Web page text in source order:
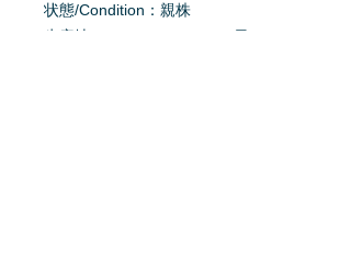
状態/Condition：親株
生産地/Production district：日